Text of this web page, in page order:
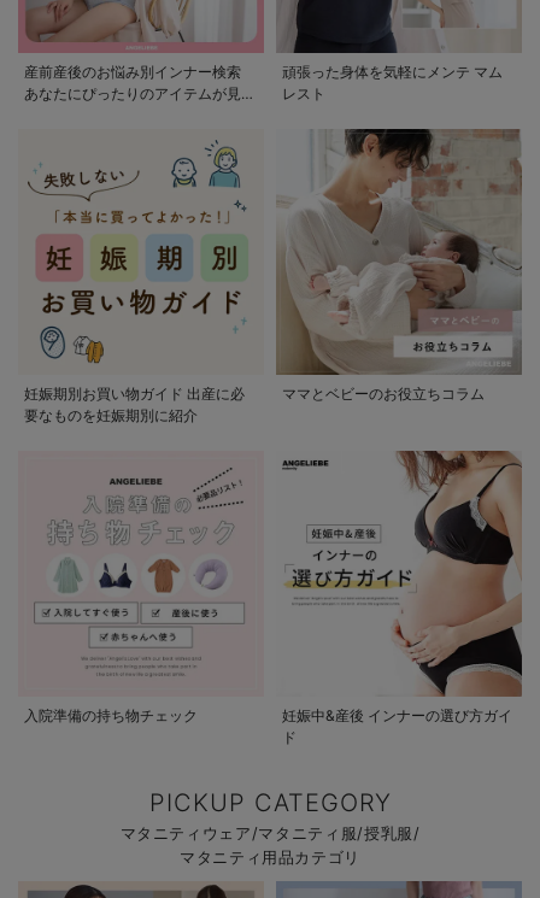
産前産後のお悩み別インナー検索
あなたにぴったりのアイテムが見つ
頑張った身体を気軽にメンテ マム
レスト
妊娠期別お買い物ガイド 出産に必
要なものを妊娠期別に紹介
ママとベビーのお役立ちコラム
入院準備の持ち物チェック
妊娠中&産後 インナーの選び方ガイ
ド
PICKUP CATEGORY
マタニティウェア/マタニティ服/授乳服/
マタニティ用品カテゴリ